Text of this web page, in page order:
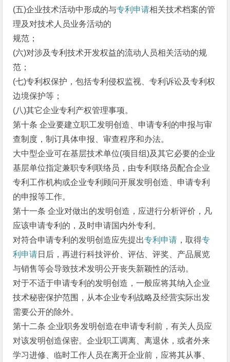
(五)企业技术活动中形成的与专利申请相关技术档案的管
理及对技术人员业务活动的
规范；
(六)对涉及专利技术开发权益的流动人员相关活动的规
范；
(七)专利权保护，包括专利侵权监视、专利诉讼及专利权
边境保护等；
(八)其它企业专利产权管理事项。
第十条 企业要建立职工发明创造、申请专利的申报与审
查制度，制订具体申报、审查程序和办法。
大中型企业可在基层技术单位(项目组)及其它必要的企业
基层单位指定兼职专利联络员，由专利联络员配合企业
专利工作机构或企业专利顾问开展发明创造、申请专利
的申报等工作。
第十一条 企业对做出的发明创造，应进行分析评价，凡
应该申请专利的，及时申请国内外专利。
对符合申请专利的发明创造应先提出专利申请 ，取得专
利申请日后，再进行科技评价、评估、评奖、产品展览
与销售等会导致技术发明公开丧失新颖性的活动。
对于不适于申请专利的发明创造，一般应将其纳入企业
技术秘密保护范围，从本企业专利战略及经营实际出发
需要公开的除外。
第十二条 企业职务发明创造在申请专利前，有关人员应
对该发明创造保密。企业职工调离、离退休，或者外来
学习进修、临时工作人员在离开企业前，应将其从事、